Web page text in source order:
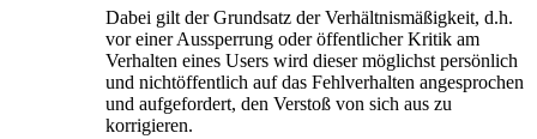
Dabei gilt der Grundsatz der Verhältnismäßigkeit, d.h.
vor einer Aussperrung oder öffentlicher Kritik am
Verhalten eines Users wird dieser möglichst persönlich
und nichtöffentlich auf das Fehlverhalten angesprochen
und aufgefordert, den Verstoß von sich aus zu
korrigieren.